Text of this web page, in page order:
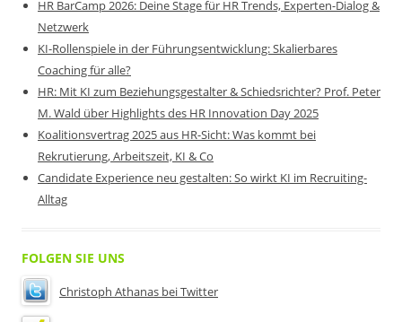
HR BarCamp 2026: Deine Stage für HR Trends, Experten-Dialog &
Netzwerk
KI-Rollenspiele in der Führungsentwicklung: Skalierbares
Coaching für alle?
HR: Mit KI zum Beziehungsgestalter & Schiedsrichter? Prof. Peter
M. Wald über Highlights des HR Innovation Day 2025
Koalitionsvertrag 2025 aus HR-Sicht: Was kommt bei
Rekrutierung, Arbeitszeit, KI & Co
Candidate Experience neu gestalten: So wirkt KI im Recruiting-
Alltag
FOLGEN SIE UNS
Christoph Athanas bei Twitter